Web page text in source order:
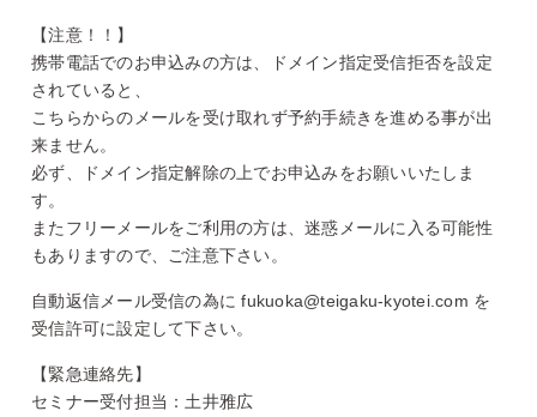
【注意！！】
携帯電話でのお申込みの方は、ドメイン指定受信拒否を設定
されていると、
こちらからのメールを受け取れず予約手続きを進める事が出
来ません。
必ず、ドメイン指定解除の上でお申込みをお願いいたしま
す。
またフリーメールをご利用の方は、迷惑メールに入る可能性
もありますので、ご注意下さい。
自動返信メール受信の為に fukuoka@teigaku-kyotei.com を
受信許可に設定して下さい。
【緊急連絡先】
セミナー受付担当：土井雅広